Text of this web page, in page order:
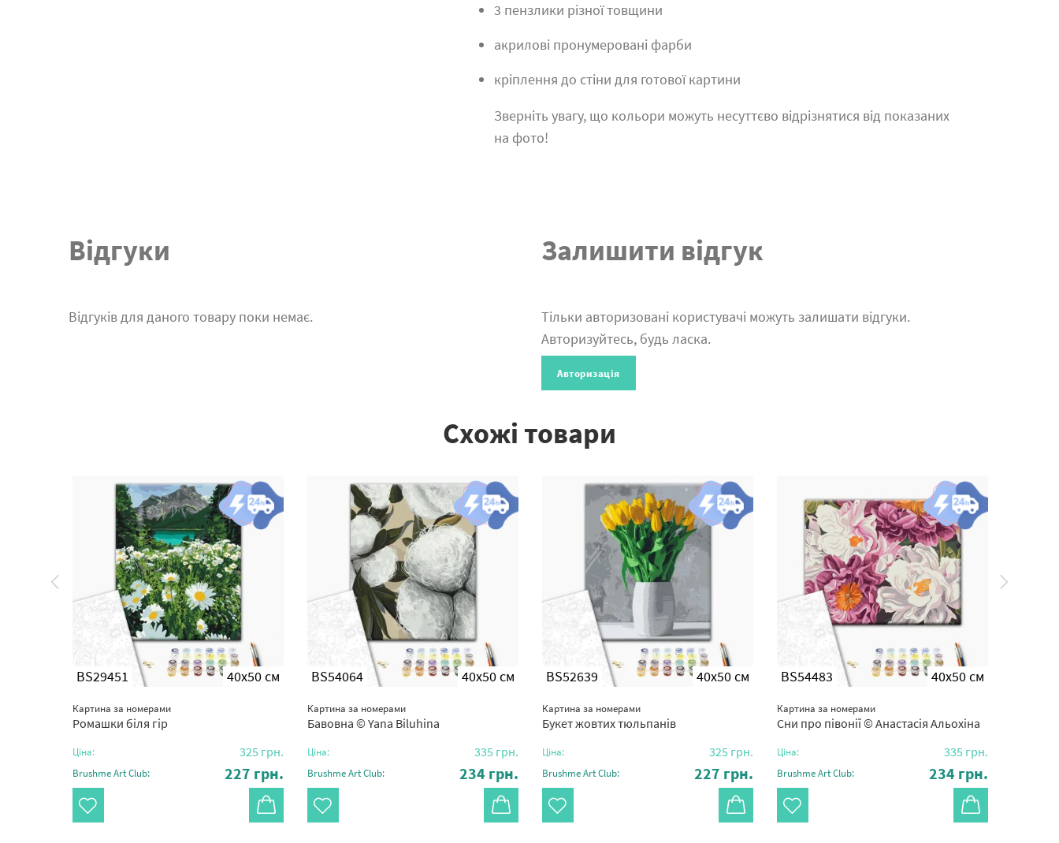
3 пензлики різної товщини
акрилові пронумеровані фарби
кріплення до стіни для готової картини
Зверніть увагу, що кольори можуть несуттєво відрізнятися від показаних
на фото!
Відгуки
Відгуків для даного товару поки немає.
Залишити відгук
Тільки авторизовані користувачі можуть залишати відгуки.
Авторизуйтесь, будь ласка.
Авторизація
Схожі товари
BS29451 40x50 см
Картина за номерами
Ромашки біля гір
Ціна: 325 грн.
Brushme Art Club: 227 грн.
BS54064 40x50 см
Картина за номерами
Бавовна © Yana Biluhina
Ціна: 335 грн.
Brushme Art Club: 234 грн.
BS52639 40x50 см
Картина за номерами
Букет жовтих тюльпанів
Ціна: 325 грн.
Brushme Art Club: 227 грн.
BS54483 40x50 см
Картина за номерами
Сни про півонії © Анастасія Альохіна
Ціна: 335 грн.
Brushme Art Club: 234 грн.